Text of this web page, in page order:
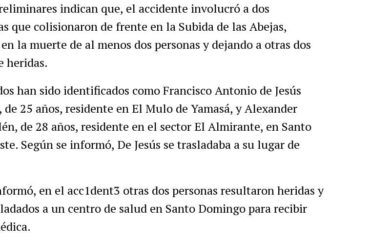
indican que, el accidente involucró a dos
que colisionaron de frente en la Subida de las Abejas,
la muerte de al menos dos personas y dejando a otras dos
heridas.
han sido identificados como Francisco Antonio de Jesús
de 25 años, residente en El Mulo de Yamasá, y Alexander
de 28 años, residente en el sector El Almirante, en Santo
Según se informó, De Jesús se trasladaba a su lugar de
en el acc1dent3 otras dos personas resultaron heridas y
a un centro de salud en Santo Domingo para recibir